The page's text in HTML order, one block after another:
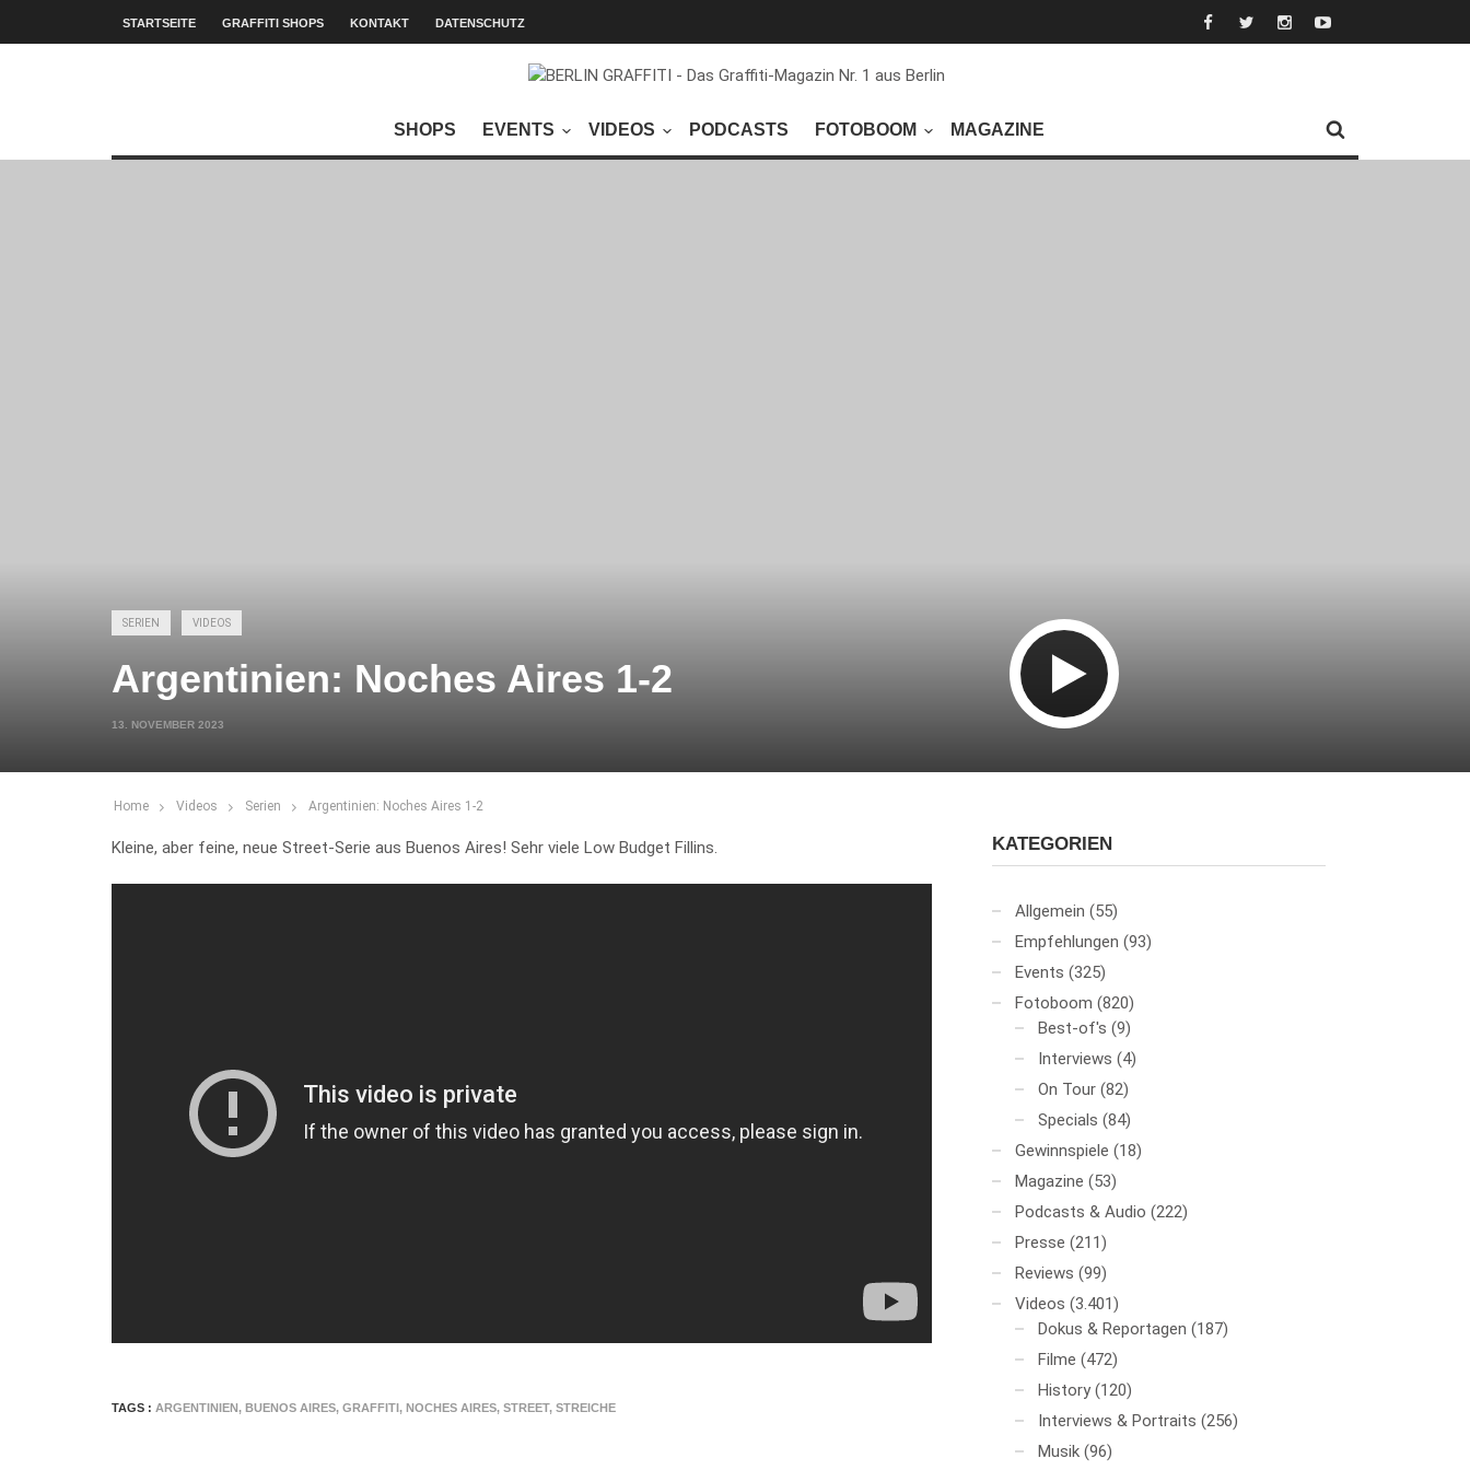
STARTSEITE GRAFFITI SHOPS KONTAKT DATENSCHUTZ
SHOPS EVENTS VIDEOS PODCASTS FOTOBOOM MAGAZINE
SERIEN VIDEOS
Argentinien: Noches Aires 1-2
13. NOVEMBER 2023
Home Videos Serien Argentinien: Noches Aires 1-2
Kleine, aber feine, neue Street-Serie aus Buenos Aires! Sehr viele Low Budget Fillins.
TAGS : ARGENTINIEN, BUENOS AIRES, GRAFFITI, NOCHES AIRES, STREET, STREICHE
KATEGORIEN
Allgemein (55)
Empfehlungen (93)
Events (325)
Fotoboom (820)
Best-of's (9)
Interviews (4)
On Tour (82)
Specials (84)
Gewinnspiele (18)
Magazine (53)
Podcasts & Audio (222)
Presse (211)
Reviews (99)
Videos (3.401)
Dokus & Reportagen (187)
Filme (472)
History (120)
Interviews & Portraits (256)
Musik (96)